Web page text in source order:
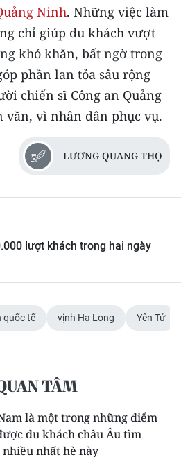
Ninh. Những việc làm
chỉ giúp du khách vượt
khó khăn, bất ngờ trong
phần lan tỏa sâu rộng
chiến sĩ Công an Quảng
vì nhân dân phục vụ.
LƯƠNG QUANG THỌ
lượt khách trong hai ngày
quốc tế vịnh Hạ Long Yên Tử
TÂM
là một trong những điểm
du khách châu Âu tìm
nhất hè này